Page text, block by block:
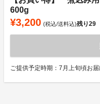
600g
¥3,200 (税込/送料込)残り29
ご提供予定時期：7月上旬頃お届